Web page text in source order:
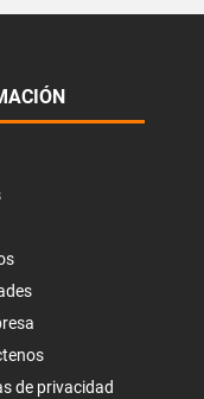
de privacidad